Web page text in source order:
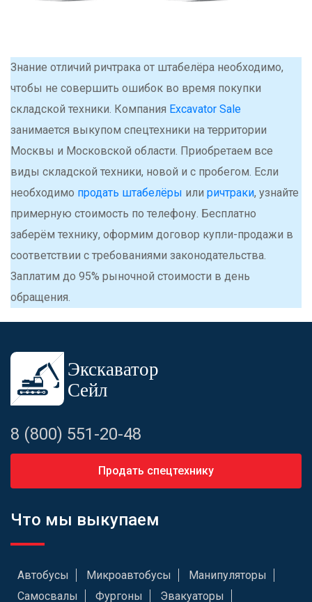
Знание отличий ричтрака от штабелёра необходимо,
чтобы не совершить ошибок во время покупки
складской техники. Компания Excavator Sale
занимается выкупом спецтехники на территории
Москвы и Московской области. Приобретаем все
виды складской техники, новой и с пробегом. Если
необходимо продать штабелёры или ричтраки, узнайте
примерную стоимость по телефону. Бесплатно
заберём технику, оформим договор купли-продажи в
соответствии с требованиями законодательства.
Заплатим до 95% рыночной стоимости в день
обращения.
8 (800) 551-20-48
Продать спецтехнику
Что мы выкупаем
Автобусы Микроавтобусы
Манипуляторы
Самосвалы
Фургоны Эвакуаторы